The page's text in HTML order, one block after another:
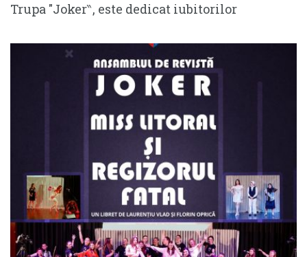
Trupa ″Joker‶, este dedicat iubitorilor